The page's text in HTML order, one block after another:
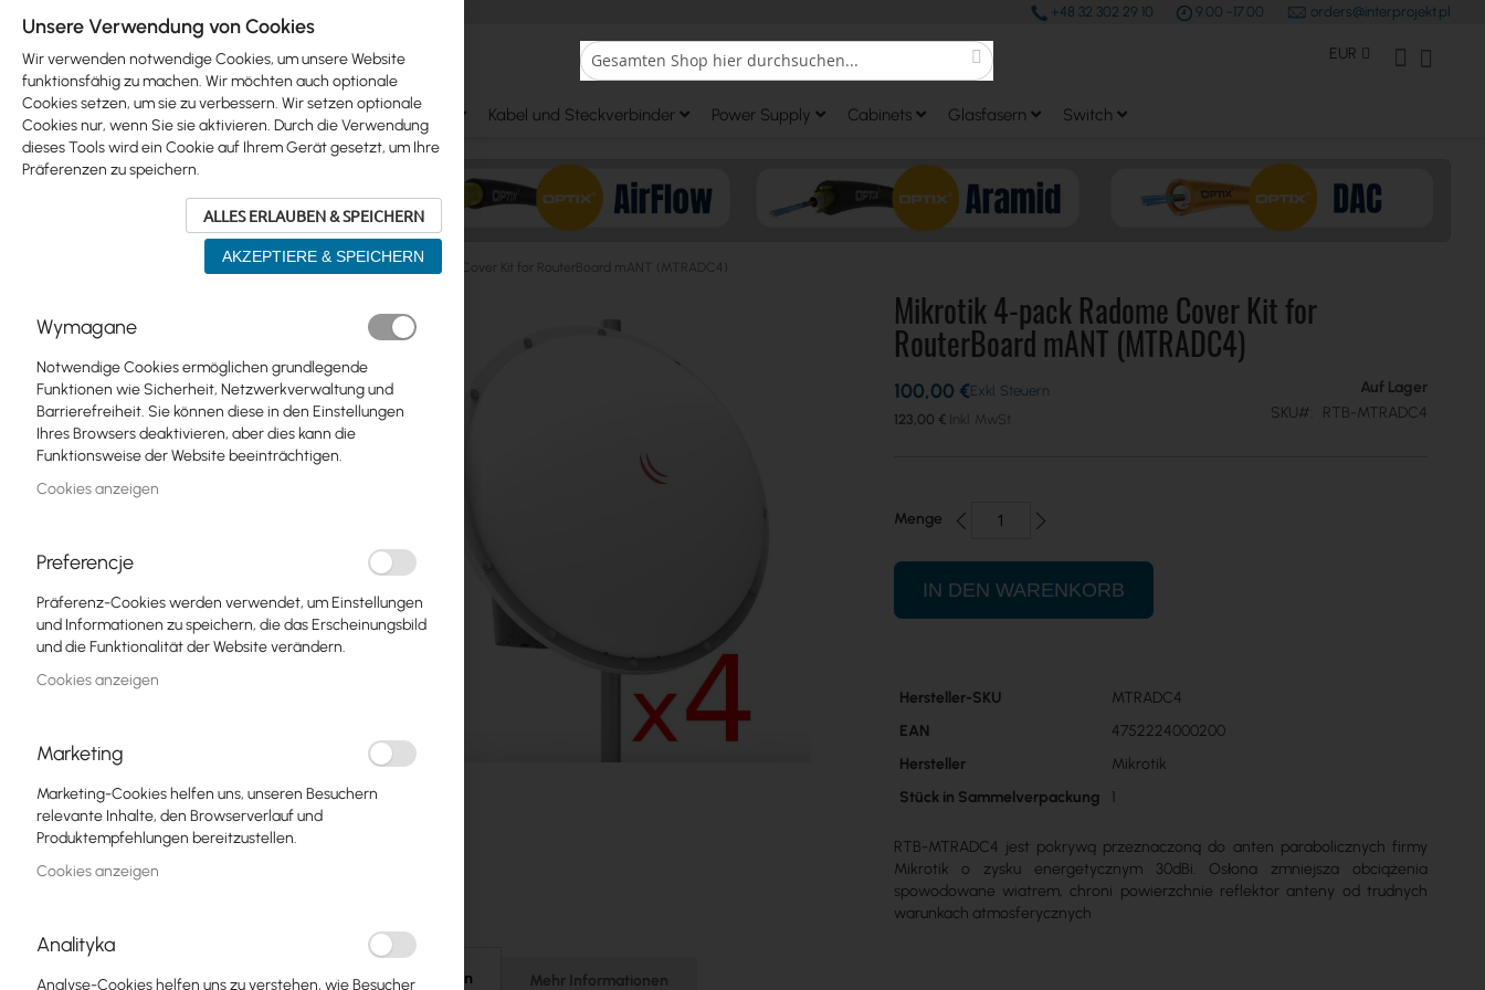
+48 32 302 29 10 9.00 -17.00 orders@interprojekt.pl
Search
Search Währung
EUR Mein Konto
Ubiquiti Mikrotik WiFi & SOHO Antennas Kabel und Steckverbinder Power Supply Cabinets Glasfasern Switch
Antenne, mANT Mikrotik 4-pack Radome Cover Kit for RouterBoard mANT (MTRADC4)
Skip
product
list
Ubiquiti
Mikrotik
WiFi & SOHO
Antennas
Switch
Zugangspunkte
Koaxialkabel
Power Supply
GPON
LAN-Kabel
LAN-Router
Ende
Bildgalerie
springen
Zum
Anfang
Mikrotik 4-pack Radome Cover Kit for
RouterBoard mANT (MTRADC4)
123,00 €
100,00 €
Auf Lager
SKU
RTB-MTRADC4
Menge
IN DEN WARENKORB
Mehr
Hersteller-SKU
MTRADC4
EAN
4752224000200
Hersteller
Mikrotik
Stück in Sammelverpackung
1
RTB-MTRADC4 jest pokrywą przeznaczoną do anten parabolicznych firmy
Mikrotik o zysku energetycznym 30dBi. Osłona zmniejsza obciążenia
spowodowane wiatrem, chroni powierzchnie reflektor anteny od trudnych
warunkach atmosferycznych
Einzelheiten Mehr Informationen
Unsere Verwendung von Cookies
Wir verwenden notwendige Cookies, um unsere Website
funktionsfähig zu machen. Wir möchten auch optionale
Cookies setzen, um sie zu verbessern. Wir setzen optionale
Cookies nur, wenn Sie sie aktivieren. Durch die Verwendung
dieses Tools wird ein Cookie auf Ihrem Gerät gesetzt, um Ihre
Präferenzen zu speichern.
ALLES ERLAUBEN & SPEICHERN
AKZEPTIERE & SPEICHERN
Wymagane
Notwendige Cookies ermöglichen grundlegende
Funktionen wie Sicherheit, Netzwerkverwaltung und
Barrierefreiheit. Sie können diese in den Einstellungen
Ihres Browsers deaktivieren, aber dies kann die
Funktionsweise der Website beeinträchtigen.
Cookies anzeigen
Preferencje
Präferenz-Cookies werden verwendet, um Einstellungen
und Informationen zu speichern, die das Erscheinungsbild
und die Funktionalität der Website verändern.
Cookies anzeigen
Marketing
Marketing-Cookies helfen uns, unseren Besuchern
relevante Inhalte, den Browserverlauf und
Produktempfehlungen bereitzustellen.
Cookies anzeigen
Analityka
Analyse-Cookies helfen uns zu verstehen, wie Besucher